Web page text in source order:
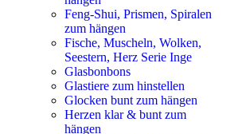
Feng-Shui, Prismen, Spiralen
zum hängen
Fische, Muscheln, Wolken,
Seestern, Herz Serie Inge
Glasbonbons
Glastiere zum hinstellen
Glocken bunt zum hängen
Herzen klar & bunt zum
hängen